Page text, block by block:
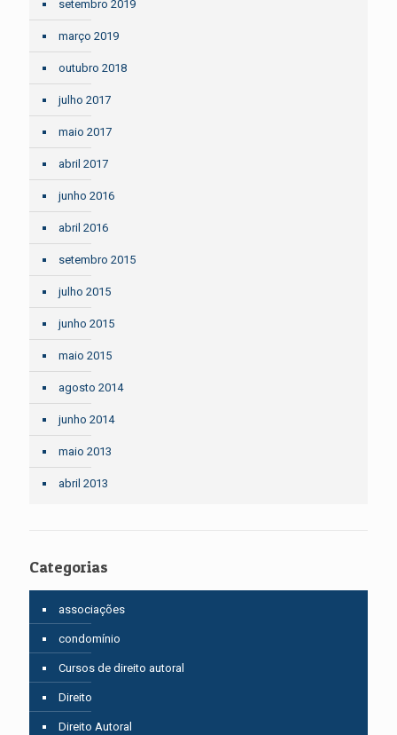
setembro 2019
março 2019
outubro 2018
julho 2017
maio 2017
abril 2017
junho 2016
abril 2016
setembro 2015
julho 2015
junho 2015
maio 2015
agosto 2014
junho 2014
maio 2013
abril 2013
Categorias
associações
condomínio
Cursos de direito autoral
Direito
Direito Autoral